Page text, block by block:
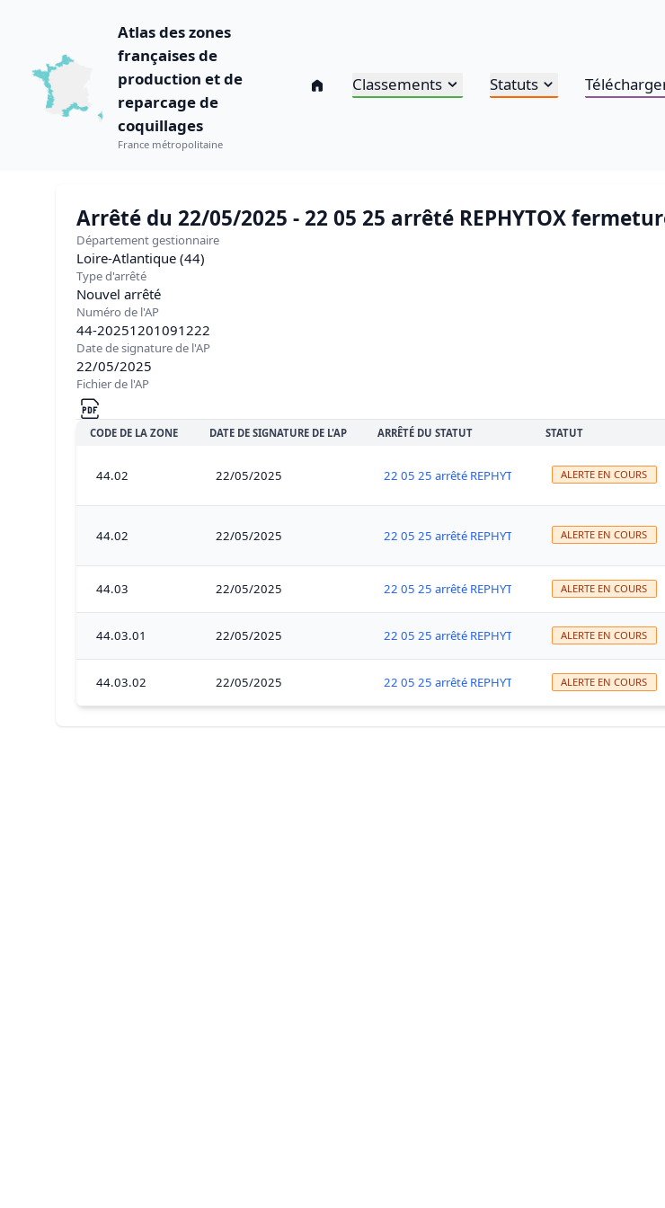
Atlas des zones
françaises de
production et de
reparcage de
coquillages
France métropolitaine
Classements Statuts
Arrêté du 22/05/2025 - 22 05 25 arrêté REPHYTOX
Département gestionnaire
Loire-Atlantique (44)
Type d'arrêté
Nouvel arrêté
Numéro de l'AP
44-20251201091222
Date de signature de l'AP
22/05/2025
Fichier de l'AP
CODE DE LA ZONE DATE DE SIGNATURE DE L'AP ARRÊTÉ DU STATUT STATUT
44.02 22/05/2025 22 05 25 arrêté REPHYTOX fermeture zones 1 et 2
ALERTE EN COURS
44.02 22/05/2025 22 05 25 arrêté REPHYTOX fermeture zones 1 et 2
ALERTE EN COURS
44.03 22/05/2025 22 05 25 arrêté REPHYTOX fermeture zones 1 et 2
ALERTE EN COURS
44.03.01 22/05/2025 22 05 25 arrêté REPHYTOX fermeture zones 1 et 2
ALERTE EN COURS
44.03.02 22/05/2025 22 05 25 arrêté REPHYTOX fermeture zones 1 et 2
ALERTE EN COURS